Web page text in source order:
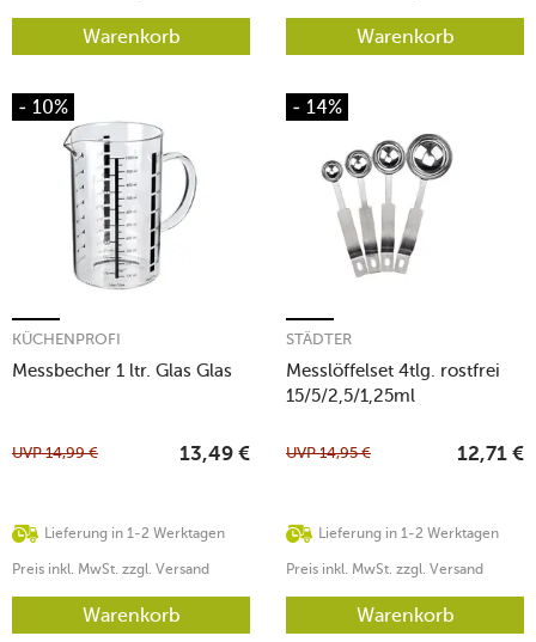
Warenkorb Warenkorb
- 10%
Messbecher 1 ltr. Glas Glas
KÜCHENPROFI
Lieferung in 1-2 Werktagen
UVP14,99 € 13,49 €
Preis inkl. MwSt. zzgl. Versand
Warenkorb
- 14%
Messlöffelset 4tlg. rostfrei
15/5/2,5/1,25ml
STÄDTER
Lieferung in 1-2 Werktagen
UVP14,95 € 12,71 €
Preis inkl. MwSt. zzgl. Versand
Warenkorb